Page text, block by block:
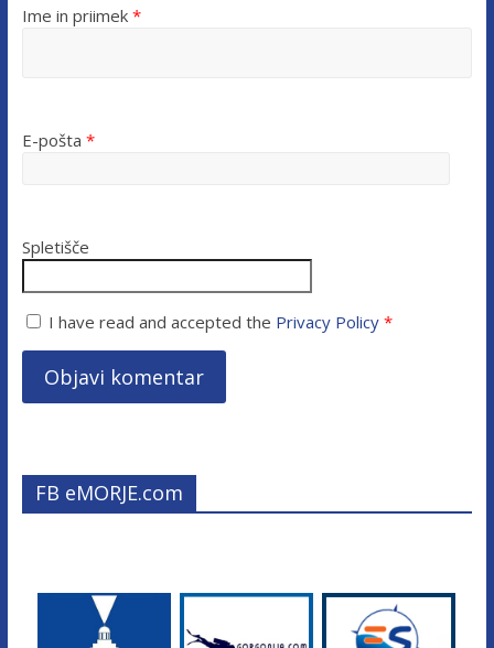
Ime in priimek *
E-pošta *
Spletišče
I have read and accepted the Privacy Policy*
FB eMORJE.com